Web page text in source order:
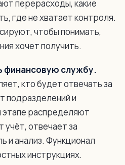
перерасходы, какие
где не хватает контроля.
чтобы понимать,
хочет получить.
финансовую службу.
кто будет отвечать за
подразделений и
этапе распределяют
учёт, отвечает за
и анализ. Функционал
инструкциях.